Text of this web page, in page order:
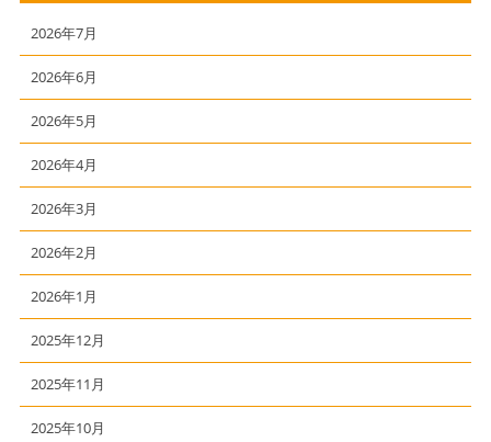
2026年7月
2026年6月
2026年5月
2026年4月
2026年3月
2026年2月
2026年1月
2025年12月
2025年11月
2025年10月